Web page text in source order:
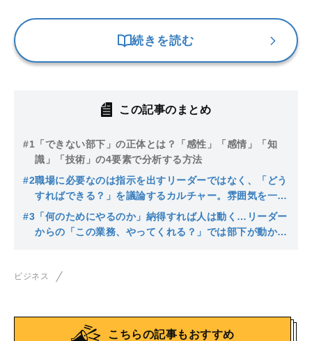
続きを読む
この記事のまとめ
#1 「できない部下」の正体とは？「感性」「感情」「知
識」「技術」の4要素で分析する方法
#2職場に必要なのは指示を出すリーダーではなく、「どう
すればできる？」を議論するカルチャー。雰囲気を一変
させる魔法のアンケート
#3 「何のためにやるのか」納得すれば人は動く…リーダー
からの「この業務、やってくれる？」では部下が動かな
ビジネス
こちらの記事もおすすめ